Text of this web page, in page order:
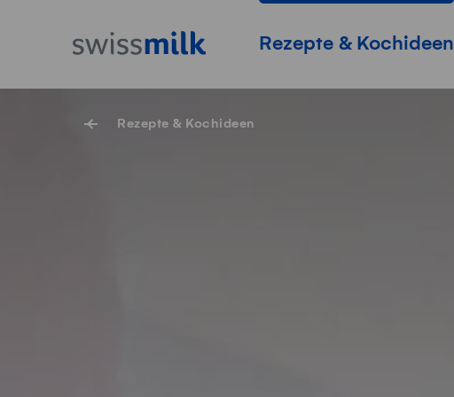
StartseiteHauptnavigation
Rezepte & Kochideen
Rezepte & Kochideen